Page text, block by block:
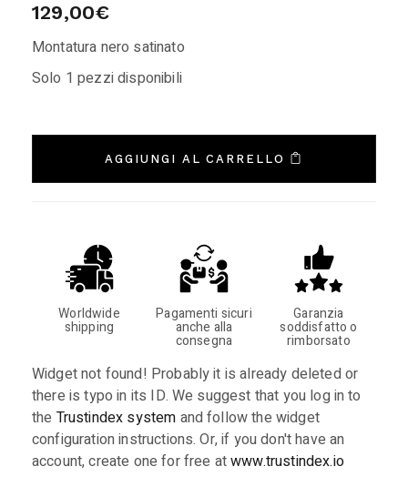
129,00€
Montatura nero satinato
Solo 1 pezzi disponibili
AGGIUNGI AL CARRELLO
Worldwide
shipping
Pagamenti sicuri
anche alla
consegna
Garanzia
soddisfatto o
rimborsato
Widget not found! Probably it is already deleted or
there is typo in its ID. We suggest that you log in to
the Trustindex system and follow the widget
configuration instructions. Or, if you don't have an
account, create one for free atwww.trustindex.io